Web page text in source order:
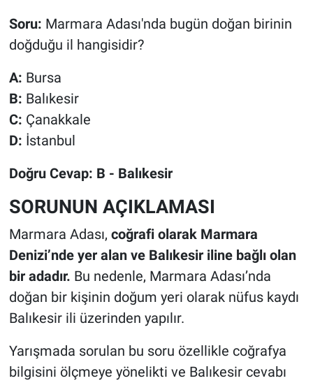
Soru: Marmara Adası'nda bugün doğan birinin
doğduğu il hangisidir?
A: Bursa
B: Balıkesir
C: Çanakkale
D: İstanbul
Doğru Cevap: B - Balıkesir
SORUNUN AÇIKLAMASI
Marmara Adası, coğrafi olarak Marmara
Denizi’nde yer alan ve Balıkesir iline bağlı olan
bir adadır. Bu nedenle, Marmara Adası’nda
doğan bir kişinin doğum yeri olarak nüfus kaydı
Balıkesir ili üzerinden yapılır.
Yarışmada sorulan bu soru özellikle coğrafya
bilgisini ölçmeye yönelikti ve Balıkesir cevabı